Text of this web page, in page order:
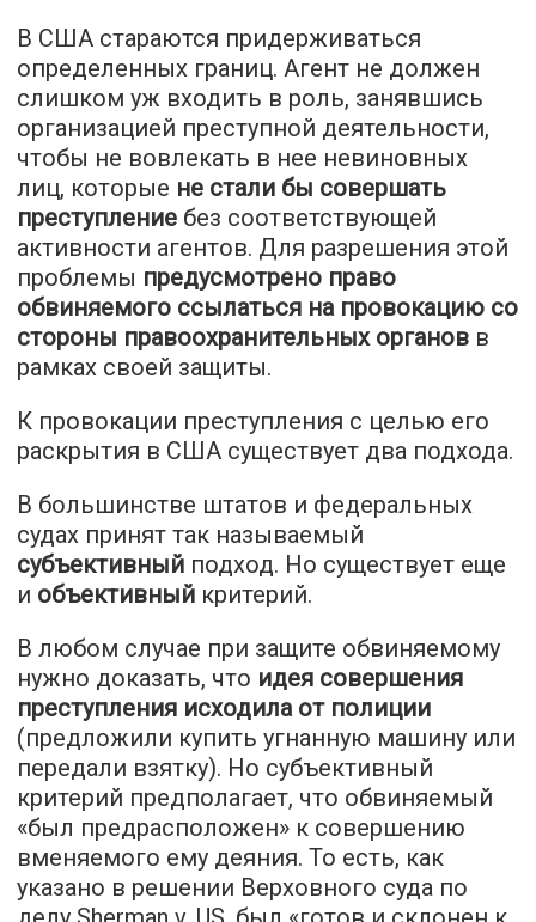
В США стараются придерживаться
определенных границ. Агент не должен
слишком уж входить в роль, занявшись
организацией преступной деятельности,
чтобы не вовлекать в нее невиновных
лиц, которые не стали бы совершать
преступление без соответствующей
активности агентов. Для разрешения этой
проблемы предусмотрено право
обвиняемого ссылаться на провокацию со
стороны правоохранительных органов в
рамках своей защиты.
К провокации преступления с целью его
раскрытия в США существует два подхода.
В большинстве штатов и федеральных
судах принят так называемый
субъективный подход. Но существует еще
и объективный критерий.
В любом случае при защите обвиняемому
нужно доказать, что идея совершения
преступления исходила от полиции
(предложили купить угнанную машину или
передали взятку). Но субъективный
критерий предполагает, что обвиняемый
«был предрасположен» к совершению
вменяемого ему деяния. То есть, как
указано в решении Верховного суда по